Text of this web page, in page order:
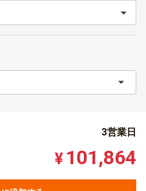
3営業日
¥ 101,864